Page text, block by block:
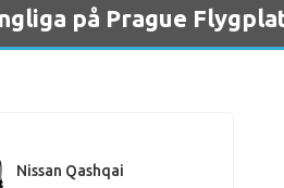
på Prague
Nissan Qashqai